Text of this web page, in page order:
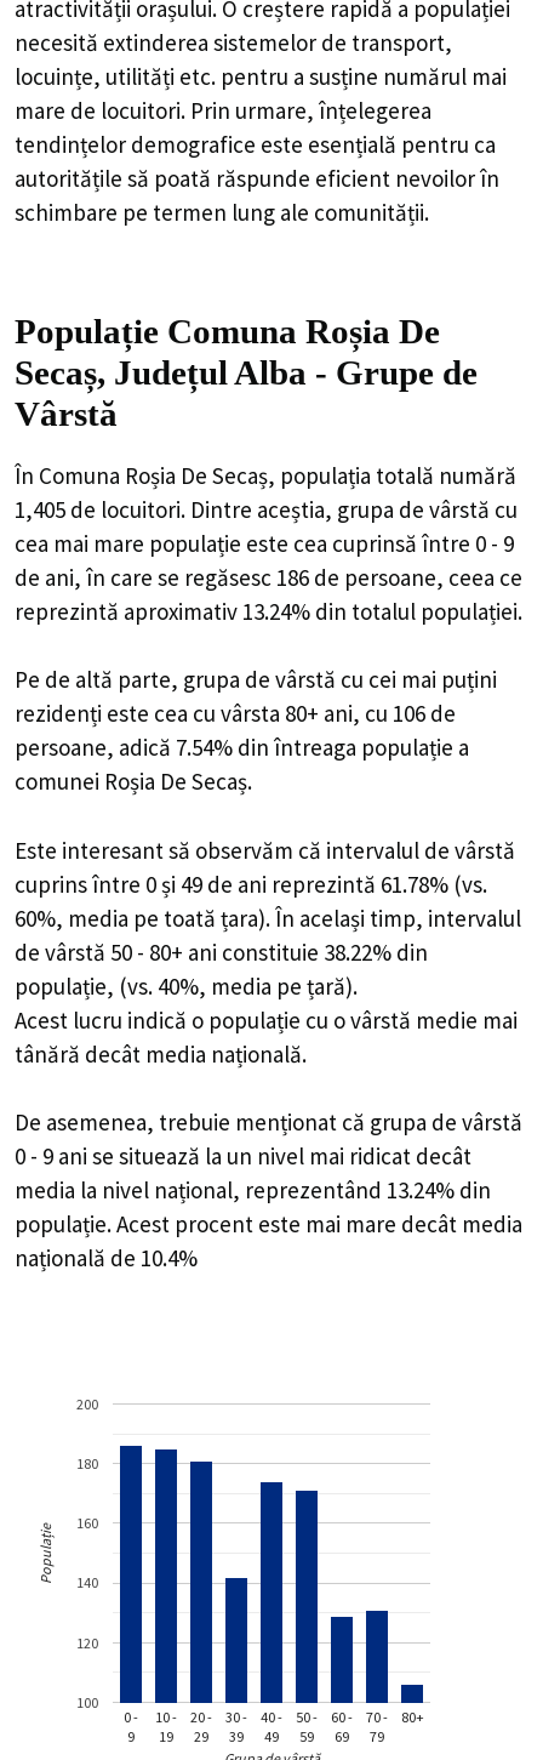
atractivității orașului. O creștere rapidă a populației
necesită extinderea sistemelor de transport,
locuințe, utilități etc. pentru a susține numărul mai
mare de locuitori. Prin urmare, înțelegerea
tendințelor demografice este esențială pentru ca
autoritățile să poată răspunde eficient nevoilor în
schimbare pe termen lung ale comunității.
Populație Comuna Roșia De
Secaș, Județul Alba - Grupe de
Vârstă
În Comuna Roșia De Secaș, populația totală numără
1,405 de locuitori. Dintre aceștia, grupa de vârstă cu
cea mai mare populație este cea cuprinsă între 0 - 9
de ani, în care se regăsesc 186 de persoane, ceea ce
reprezintă aproximativ 13.24% din totalul populației.
Pe de altă parte, grupa de vârstă cu cei mai puțini
rezidenți este cea cu vârsta 80+ ani, cu 106 de
persoane, adică 7.54% din întreaga populație a
comunei Roșia De Secaș.
Este interesant să observăm că intervalul de vârstă
cuprins între 0 și 49 de ani reprezintă 61.78% (vs.
60%, media pe toată țara). În același timp, intervalul
de vârstă 50 - 80+ ani constituie 38.22% din
populație, (vs. 40%, media pe țară).
Acest lucru indică o populație cu o vârstă medie mai
tânără decât media națională.
De asemenea, trebuie menționat că grupa de vârstă
0 - 9 ani se situează la un nivel mai ridicat decât
media la nivel național, reprezentând 13.24% din
populație. Acest procent este mai mare decât media
națională de 10.4%
0 -
9
10 -
19
20 -
29
30 -
39
40 -
49
50 -
59
60 -
69
70 -
79
80+
100
120
140
160
180
200
Populație